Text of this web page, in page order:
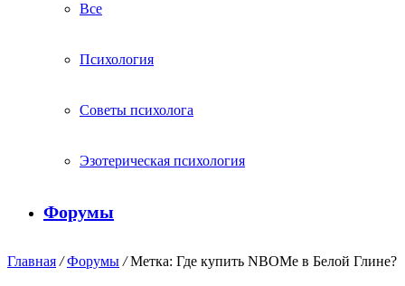
Все
Психология
Советы психолога
Эзотерическая психология
Форумы
Главная / Форумы / Метка: Где купить NBOMe в Белой Глине?